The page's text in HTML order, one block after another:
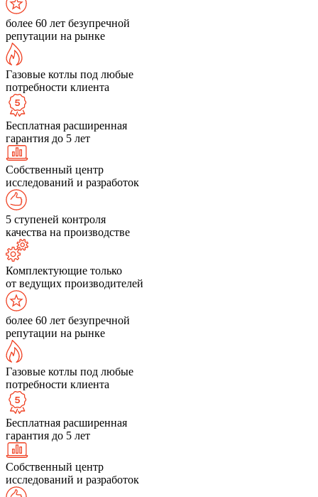
более 60 лет безупречной
репутации на рынке
Газовые котлы под любые
потребности клиента
Бесплатная расширенная
гарантия до 5 лет
Собственный центр
исследований и разработок
5 ступеней контроля
качества на производстве
Комплектующие только
от ведущих производителей
более 60 лет безупречной
репутации на рынке
Газовые котлы под любые
потребности клиента
Бесплатная расширенная
гарантия до 5 лет
Собственный центр
исследований и разработок